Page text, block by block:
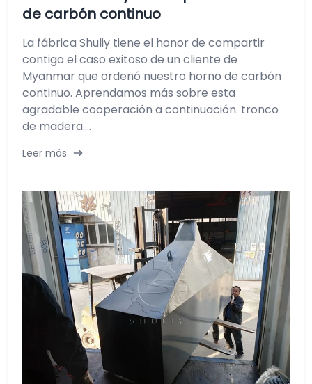
de carbón continuo
La fábrica Shuliy tiene el honor de compartir
contigo el caso exitoso de un cliente de
Myanmar que ordenó nuestro horno de carbón
continuo. Aprendamos más sobre esta
agradable cooperación a continuación. tronco
de madera....
Leer más